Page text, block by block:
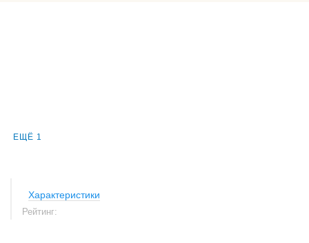
ЕЩЁ 1
Характеристики
Рейтинг: